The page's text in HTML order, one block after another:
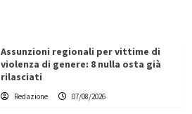
Assunzioni regionali per vittime di
violenza di genere: 8 nulla osta già
rilasciati
Redazione 07/08/2026